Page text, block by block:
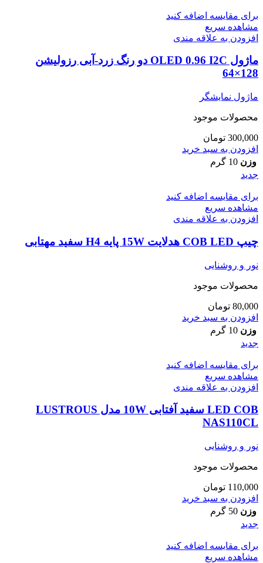
برای مقایسه اضافه کنید
مشاهده سریع
افزودن به علاقه مندی
ماژول OLED 0.96 I2C دو رنگ زرد-آبی رزولیشن
128×64
ماژول نمایشگر
محصولات موجود
300,000 تومان
افزودن به سبد خرید
وزن 10 گرم
جدید
برای مقایسه اضافه کنید
مشاهده سریع
افزودن به علاقه مندی
چیپ COB LED هدلایت 15W پایه H4 سفید مهتابی
نور و روشنایی
محصولات موجود
80,000 تومان
افزودن به سبد خرید
وزن 10 گرم
جدید
برای مقایسه اضافه کنید
مشاهده سریع
افزودن به علاقه مندی
LED COB سفید آفتابی 10W مدل LUSTROUS
NAS110CL
نور و روشنایی
محصولات موجود
110,000 تومان
افزودن به سبد خرید
وزن 50 گرم
جدید
برای مقایسه اضافه کنید
مشاهده سریع